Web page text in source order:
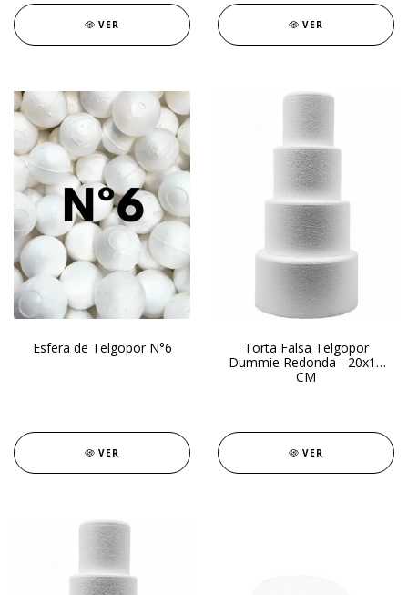
VER VER
Esfera de Telgopor N°6
VER
Torta Falsa Telgopor
Dummie Redonda - 20x15
CM
VER